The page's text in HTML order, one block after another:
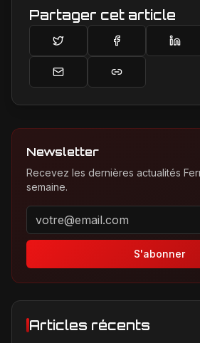
Partager cet article
Newsletter
Recevez les dernières actualités
semaine.
Adresse email pour la newsletter
S'abonner
Articles récents